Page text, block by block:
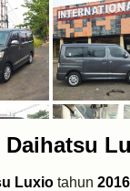
Luxio tahun 2016